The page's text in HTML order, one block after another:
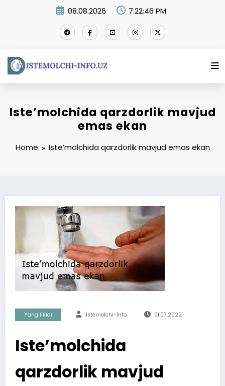
08.08.2026 7:22:46 PM
Iste’molchida qarzdorlik mavjud
emas ekan
Home Iste’molchida qarzdorlik mavjud emas ekan
Yangiliklar Istemolchi-Info 01.07.2022
Iste’molchida
qarzdorlik mavjud